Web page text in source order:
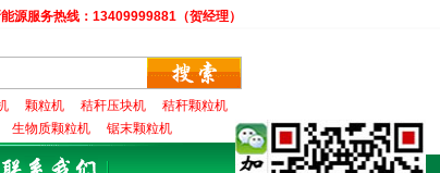
源服务热线：13409999881（贺经理）
颗粒机 秸秆压块机
秸秆颗粒机
生物质颗粒机 锯末颗粒机